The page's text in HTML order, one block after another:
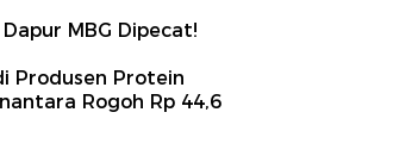
MBG Dipecat!
Produsen Protein
Rogoh Rp 44,6